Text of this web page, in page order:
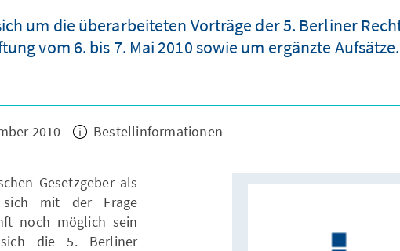
um die überarbeiteten Vorträge der 5. Berliner
vom 6. bis 7. Mai 2010 sowie um ergänzte Aufsätze.
2010 Bestellinformationen
Gesetzgeber als
sich mit der Frage
noch möglich sein
die 5. Berliner